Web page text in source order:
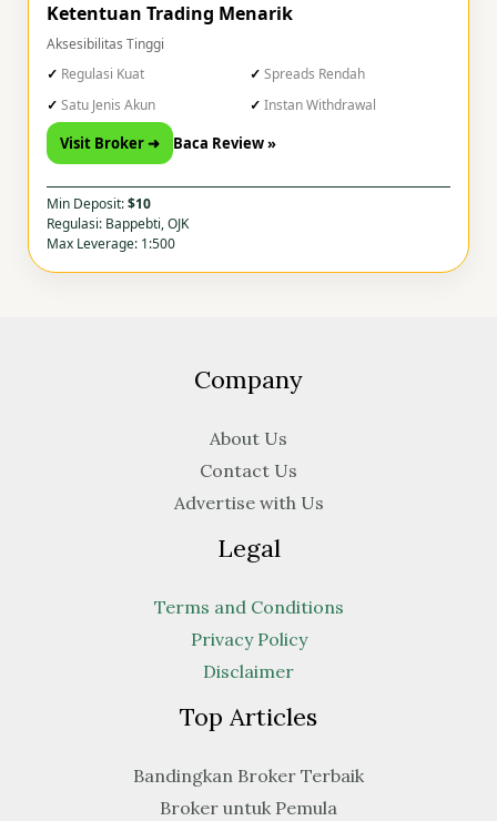
Ketentuan Trading Menarik
Aksesibilitas Tinggi
Regulasi Kuat
Spreads Rendah
Satu Jenis Akun
Instan Withdrawal
Visit Broker ➜ Baca Review »
Min Deposit:$10
Regulasi: Bappebti, OJK
Max Leverage: 1:500
Company
About Us
Contact Us
Advertise with Us
Legal
Terms and Conditions
Privacy Policy
Disclaimer
Top Articles
Bandingkan Broker Terbaik
Broker untuk Pemula